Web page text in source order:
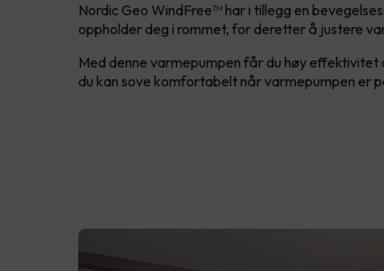
Nordic Geo WindFree™ har i tillegg en
oppholder deg i rommet, for deretter å justere
Med denne varmepumpen får du høy effektivitet
du kan sove komfortabelt når varmepumpen er